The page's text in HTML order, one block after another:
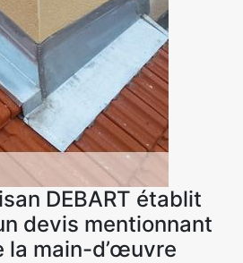
DEBART établit
devis mentionnant
la main-d’œuvre